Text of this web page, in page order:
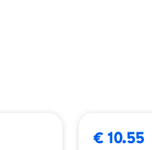
€ 10.55